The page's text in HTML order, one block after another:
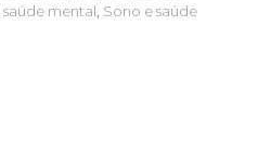
saúde mental Sono e saúde